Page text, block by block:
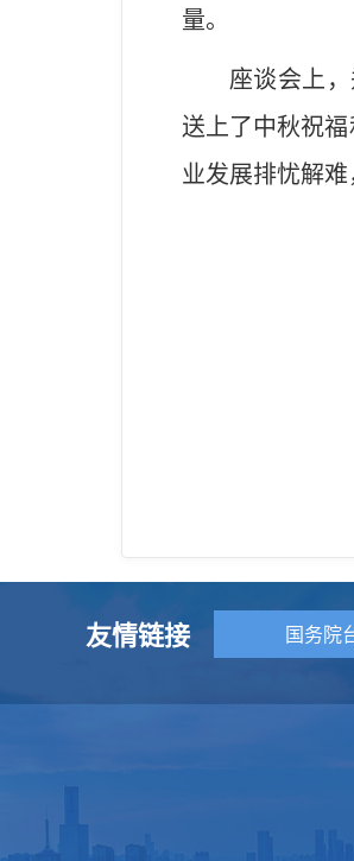
量。
座谈会上
送上了中秋祝
业发展排忧解
友情链接 国务院